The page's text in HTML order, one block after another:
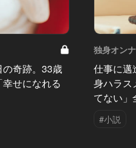
奇跡。33歳
せになれる
独身オン
仕事に邁
身ハラス
てない」
#小説